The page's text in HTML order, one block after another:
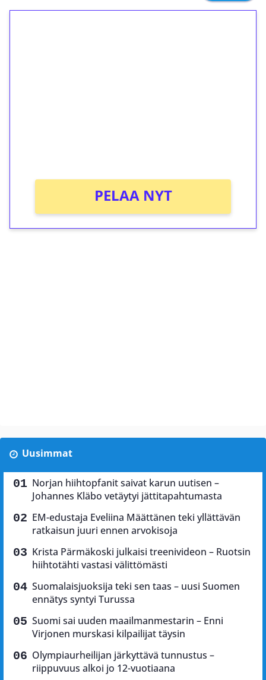
PELAA NYT
Uusimmat
Norjan hiihtopfanit saivat karun uutisen –
Johannes Kläbo vetäytyi jättitapahtumasta
EM-edustaja Eveliina Määttänen teki yllättävän
ratkaisun juuri ennen arvokisoja
Krista Pärmäkoski julkaisi treenivideon – Ruotsin
hiihtotähti vastasi välittömästi
Suomalaisjuoksija teki sen taas – uusi Suomen
ennätys syntyi Turussa
Suomi sai uuden maailmanmestarin – Enni
Virjonen murskasi kilpailijat täysin
Olympiaurheilijan järkyttävä tunnustus –
riippuvuus alkoi jo 12-vuotiaana